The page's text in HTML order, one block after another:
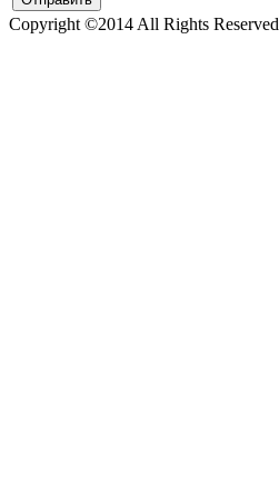
Copyright ©2014 All Rights Reserved